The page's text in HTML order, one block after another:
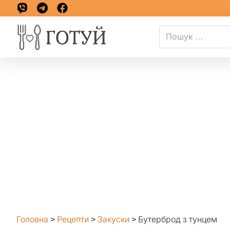
Головна > Рецепти > Закуски > Бутерброд з тунцем